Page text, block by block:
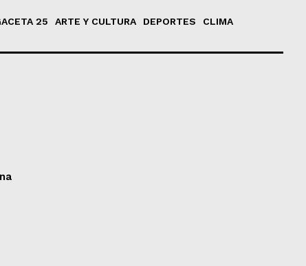
25 ARTE Y CULTURA DEPORTES
CLIMA